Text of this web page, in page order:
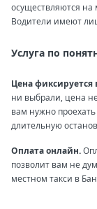
осуществляются
Водители имеют
Услуга по
Цена фиксируется
ни выбрали, цена
вам нужно
длительную
Оплата онлайн.
позволит вам не
местном такси в